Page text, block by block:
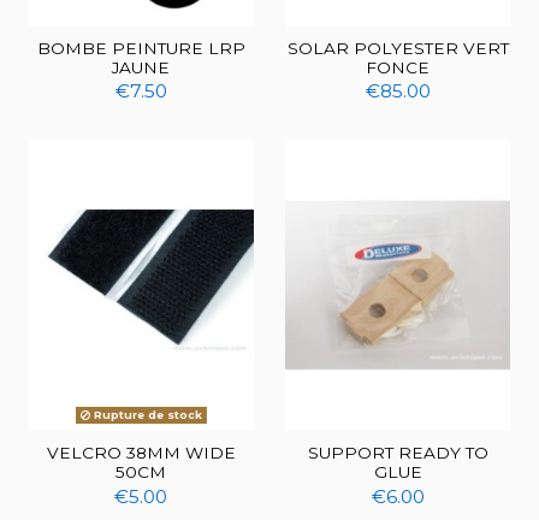
BOMBE PEINTURE LRP
JAUNE
€7.50
SOLAR POLYESTER VERT
FONCE
€85.00
Rupture de stock
VELCRO 38MM WIDE
50CM
€5.00
SUPPORT READY TO
GLUE
€6.00